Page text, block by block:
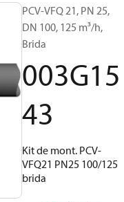
PCV-VFQ 21, PN 25,
DN 100, 125 m³/h,
Brida
003G15
43
Kit de mont. PCV-
VFQ21 PN25 100/125
brida